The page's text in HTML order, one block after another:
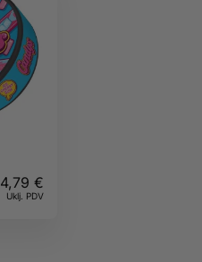
4,79 €
Uklj. PDV